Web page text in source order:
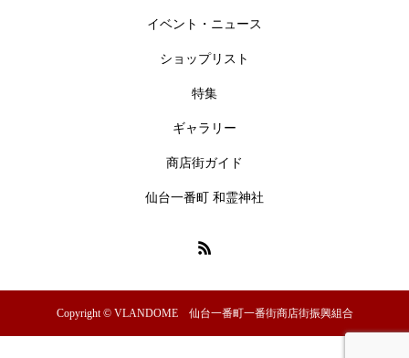
イベント・ニュース
ショップリスト
特集
ギャラリー
商店街ガイド
仙台一番町 和霊神社
Copyright © VLANDOME 仙台一番町一番街商店街振興組合